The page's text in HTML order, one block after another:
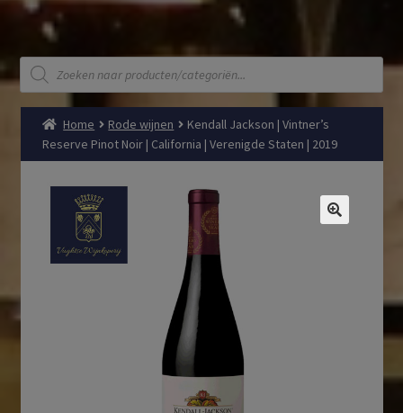
Producten
zoeken
Home Rode wijnen
Kendall Jackson | Vintner’s
Reserve Pinot Noir | California | Verenigde Staten | 2019